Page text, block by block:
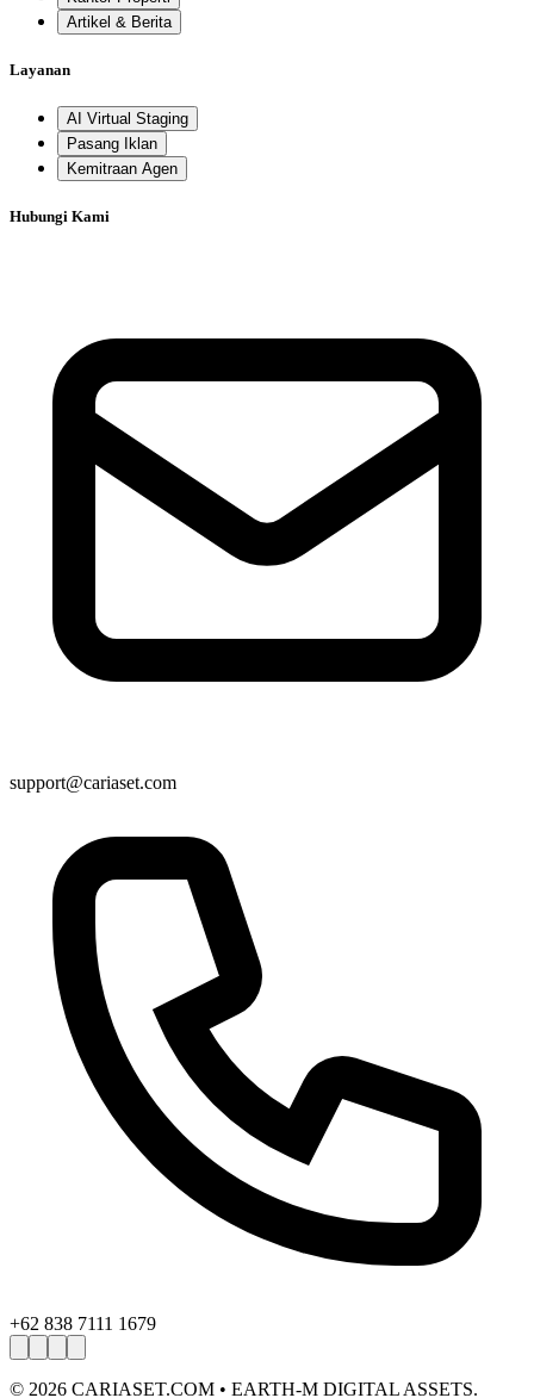
Artikel & Berita
Layanan
AI Virtual Staging
Pasang Iklan
Kemitraan Agen
Hubungi Kami
support@cariaset.com
+62 838 7111 1679
© 2026 CARIASET.COM • EARTH-M DIGITAL ASSETS.